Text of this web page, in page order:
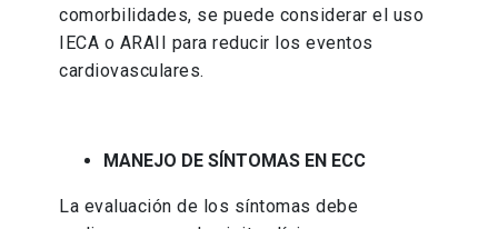
comorbilidades, se puede considerar el uso
IECA o ARAII para reducir los eventos
cardiovasculares.
MANEJO DE SÍNTOMAS EN ECC
La evaluación de los síntomas debe